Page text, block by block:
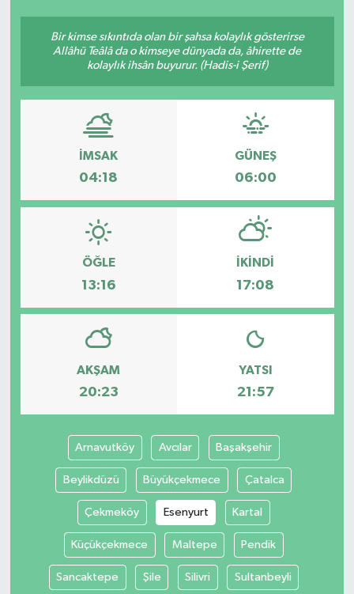
Bir kimse sıkıntıda olan bir şahsa kolaylık gösterirse
Allâhü Teâlâ da o kimseye dünyada da, âhirette de
kolaylık ihsân buyurur. (Hadis-i Şerif)
İMSAK
04:18
GÜNEŞ
06:00
ÖĞLE
13:16
İKINDI
17:08
AKŞAM
20:23
YATSI
21:57
Arnavutköy Avcılar Başakşehir
Beylikdüzü Büyükçekmece Çatalca
Çekmeköy Esenyurt Kartal
Küçükçekmece Maltepe Pendik
Sancaktepe Şile Silivri Sultanbeyli
Yaşam